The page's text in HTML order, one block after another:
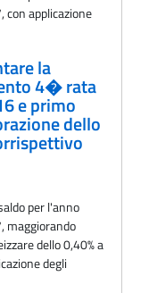
con applicazione
la
4� rata
e primo
dello
per l'anno
maggiorando
dello 0,40% a
degli